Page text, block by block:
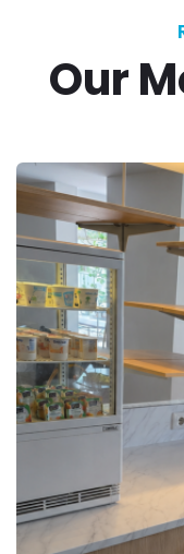
Our